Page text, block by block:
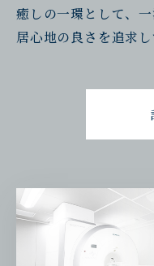
癒しの一環として、
居心地の良さを追求し